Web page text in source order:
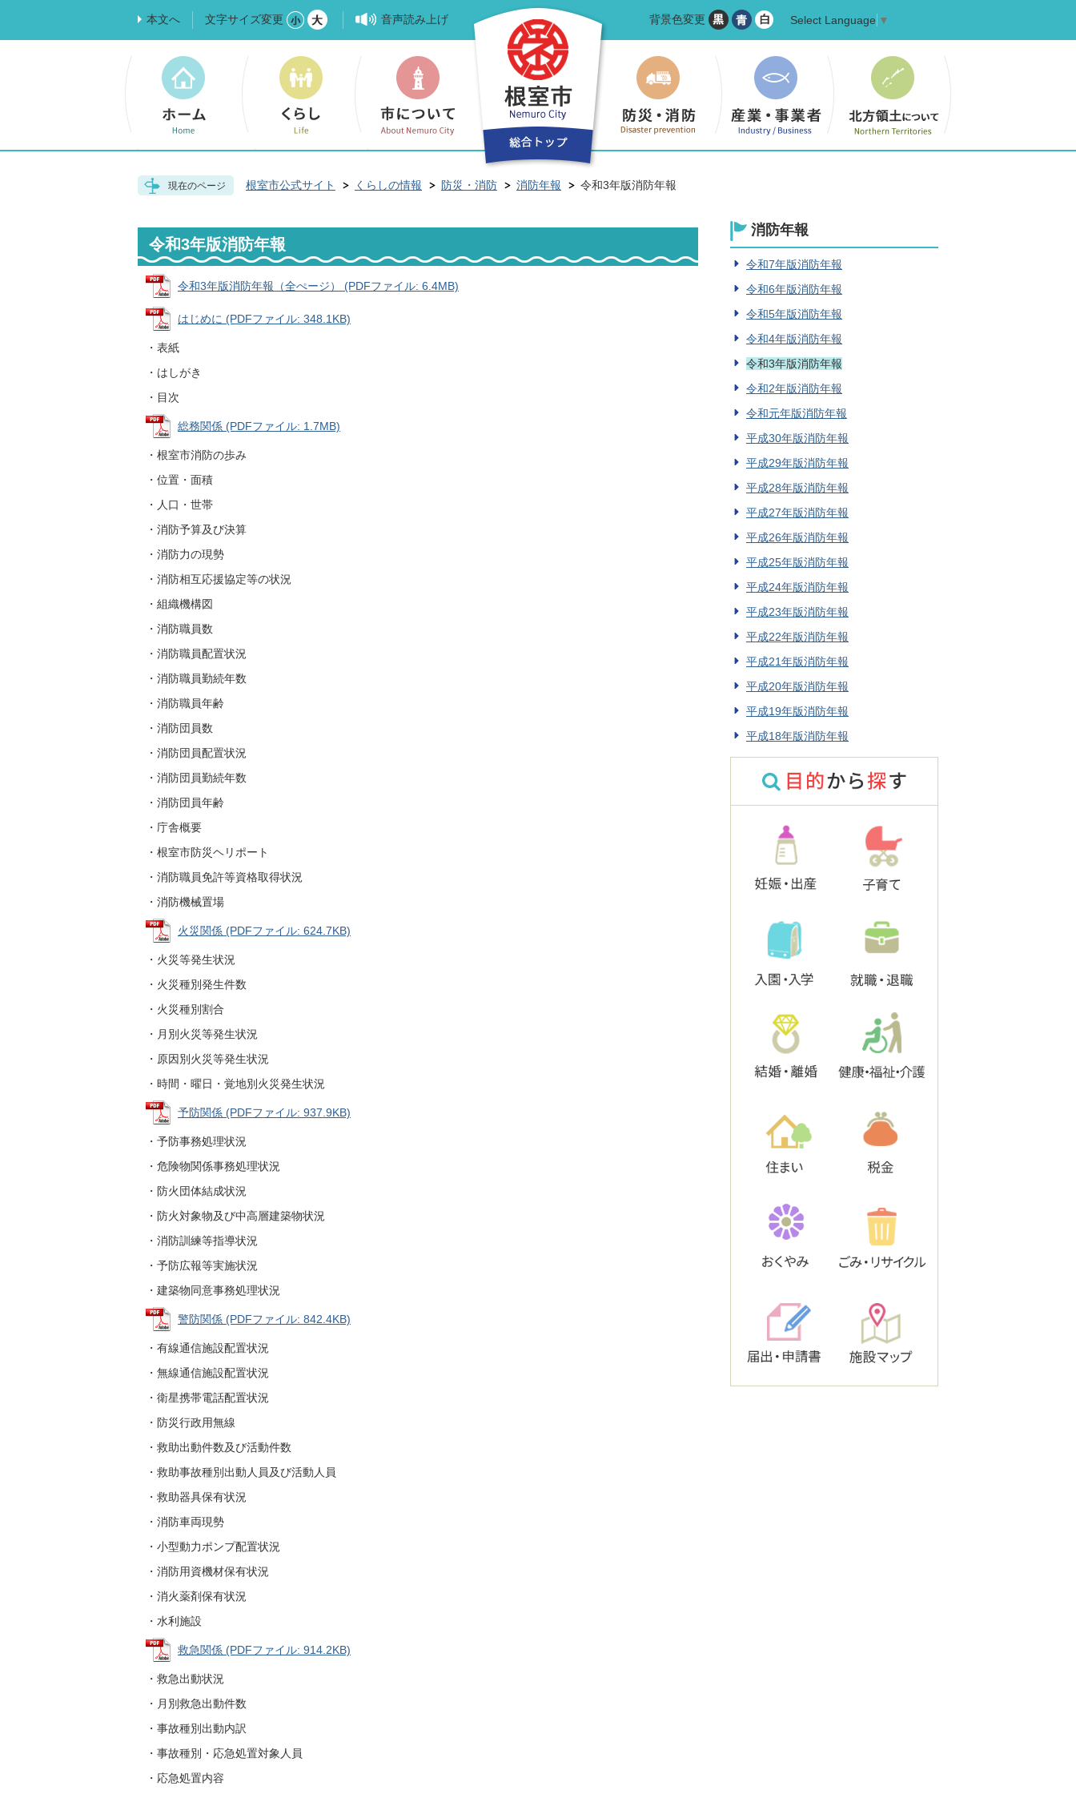
本文へ 文字サイズ変更 音声読み上げ 背景色変更 Select Language ▼
現在のページ 根室市公式サイト くらしの情報 防災・消防 消防年報 令和3年版消防年報
令和3年版消防年報
令和3年版消防年報（全ぺージ） (PDFファイル: 6.4MB)
はじめに (PDFファイル: 348.1KB)
・表紙
・はしがき
・目次
総務関係 (PDFファイル: 1.7MB)
・根室市消防の歩み
・位置・面積
・人口・世帯
・消防予算及び決算
・消防力の現勢
・消防相互応援協定等の状況
・組織機構図
・消防職員数
・消防職員配置状況
・消防職員勤続年数
・消防職員年齢
・消防団員数
・消防団員配置状況
・消防団員勤続年数
・消防団員年齢
・庁舎概要
・根室市防災ヘリポート
・消防職員免許等資格取得状況
・消防機械置場
火災関係 (PDFファイル: 624.7KB)
・火災等発生状況
・火災種別発生件数
・火災種別割合
・月別火災等発生状況
・原因別火災等発生状況
・時間・曜日・覚地別火災発生状況
予防関係 (PDFファイル: 937.9KB)
・予防事務処理状況
・危険物関係事務処理状況
・防火団体結成状況
・防火対象物及び中高層建築物状況
・消防訓練等指導状況
・予防広報等実施状況
・建築物同意事務処理状況
警防関係 (PDFファイル: 842.4KB)
・有線通信施設配置状況
・無線通信施設配置状況
・衛星携帯電話配置状況
・防災行政用無線
・救助出動件数及び活動件数
・救助事故種別出動人員及び活動人員
・救助器具保有状況
・消防車両現勢
・小型動力ポンプ配置状況
・消防用資機材保有状況
・消火薬剤保有状況
・水利施設
救急関係 (PDFファイル: 914.2KB)
・救急出動状況
・月別救急出動件数
・事故種別出動内訳
・事故種別・応急処置対象人員
・応急処置内容
消防年報
令和7年版消防年報
令和6年版消防年報
令和5年版消防年報
令和4年版消防年報
令和3年版消防年報
令和2年版消防年報
令和元年版消防年報
平成30年版消防年報
平成29年版消防年報
平成28年版消防年報
平成27年版消防年報
平成26年版消防年報
平成25年版消防年報
平成24年版消防年報
平成23年版消防年報
平成22年版消防年報
平成21年版消防年報
平成20年版消防年報
平成19年版消防年報
平成18年版消防年報